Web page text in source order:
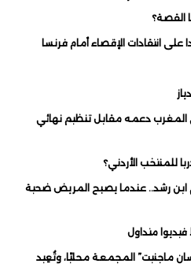
القصة؟
انتقادات الإقصاء أمام فرنسا
المغرب دعمه مقابل تنظيم نهائي
للمنتخب الأردني؟
ابن رشد.. عندما يصبح المريض ضحية
متداول
ماجنيت” المجمعة محليًا، وتُعِيد